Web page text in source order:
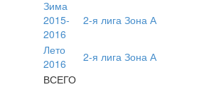
Зима
2015-
2016
2-я лига Зона А
Лето
2016
2-я лига Зона А
ВСЕГО